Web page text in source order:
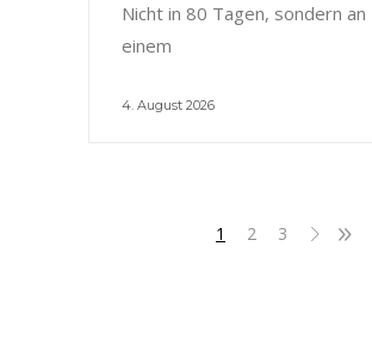
Nicht in 80 Tagen, sondern an
einem
4. August 2026
1 2 3